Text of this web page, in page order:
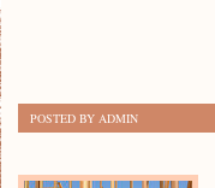
POSTED BY ADMIN